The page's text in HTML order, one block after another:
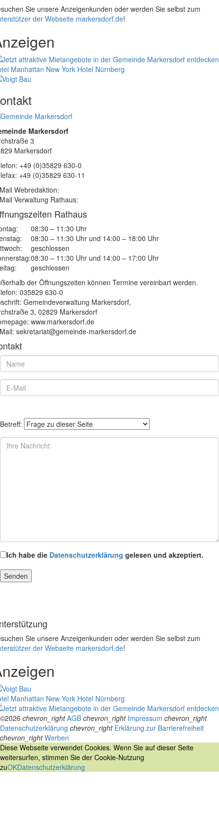
Sie unsere Anzeigenkunden oder werden Sie selbst zum
der Webseite markersdorf.de!
Manhattan New York Hotel Nürnberg
Markersdorf
3
Markersdorf
+49 (0)35829 630-0
+49 (0)35829 630-11
Webredaktion:
Verwaltung Rathaus:
Rathaus
08:30 – 11:30 Uhr
08:30 – 11:30 Uhr und 14:00 – 18:00 Uhr
geschlossen
08:30 – 11:30 Uhr und 14:00 – 17:00 Uhr
geschlossen
der Öffnungszeiten können Termine vereinbart werden.
035829 630-0
Gemeindeverwaltung Markersdorf,
3, 02829 Markersdorf
www.markersdorf.de
sekretariat@gemeinde-markersdorf.de
Betreff:
Ich habe die Datenschutzerklärung gelesen und akzeptiert.
Sie unsere Anzeigenkunden oder werden Sie selbst zum
der Webseite markersdorf.de!
Manhattan New York Hotel Nürnberg
©2026 chevron_right AGB chevron_right Impressum chevron_right
Datenschutzerklärung chevron_right Erklärung zur Barrierefreiheit
chevron_right Werben
Diese Webseite verwendet Cookies. Wenn Sie auf dieser Seite
weitersurfen, stimmen Sie der Cookie-Nutzung
zuOKDatenschutzerklärung